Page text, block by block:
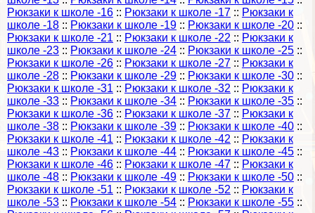
Рюкзаки к школе -16 :: Рюкзаки к школе -17 :: Рюкзаки к
школе -18 :: Рюкзаки к школе -19 :: Рюкзаки к школе -20 ::
Рюкзаки к школе -21 :: Рюкзаки к школе -22 :: Рюкзаки к
школе -23 :: Рюкзаки к школе -24 :: Рюкзаки к школе -25 ::
Рюкзаки к школе -26 :: Рюкзаки к школе -27 :: Рюкзаки к
школе -28 :: Рюкзаки к школе -29 :: Рюкзаки к школе -30 ::
Рюкзаки к школе -31 :: Рюкзаки к школе -32 :: Рюкзаки к
школе -33 :: Рюкзаки к школе -34 :: Рюкзаки к школе -35 ::
Рюкзаки к школе -36 :: Рюкзаки к школе -37 :: Рюкзаки к
школе -38 :: Рюкзаки к школе -39 :: Рюкзаки к школе -40 ::
Рюкзаки к школе -41 :: Рюкзаки к школе -42 :: Рюкзаки к
школе -43 :: Рюкзаки к школе -44 :: Рюкзаки к школе -45 ::
Рюкзаки к школе -46 :: Рюкзаки к школе -47 :: Рюкзаки к
школе -48 :: Рюкзаки к школе -49 :: Рюкзаки к школе -50 ::
Рюкзаки к школе -51 :: Рюкзаки к школе -52 :: Рюкзаки к
школе -53 :: Рюкзаки к школе -54 :: Рюкзаки к школе -55 ::